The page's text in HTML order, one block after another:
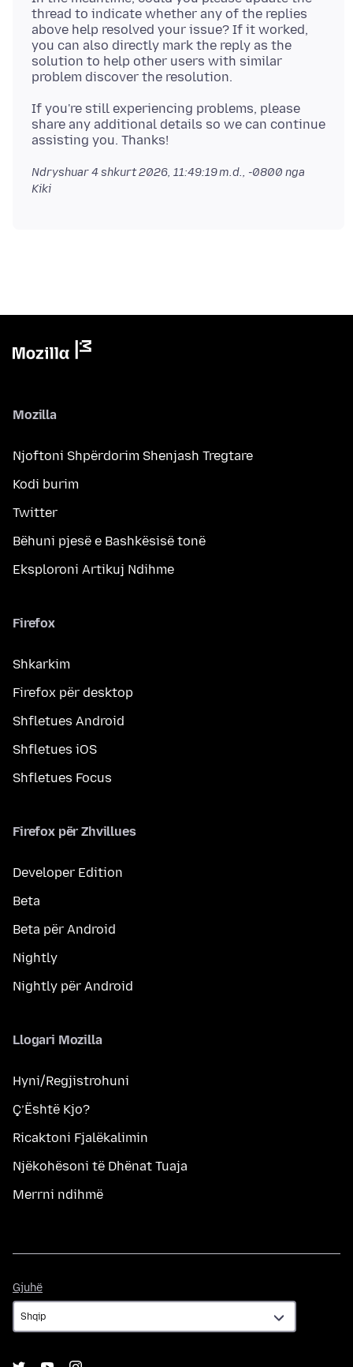
thread to indicate whether any of the replies
above help resolved your issue? If it worked,
you can also directly mark the reply as the
solution to help other users with similar
If you're still experiencing problems, please
share any additional details so we can continue
Ndryshuar4 shkurt 2026, 11:49:19 m.d., -0800 nga
Kiki
Mozilla
Njoftoni Shpërdorim Shenjash Tregtare
Kodi burim
Twitter
Bëhuni pjesë e Bashkësisë tonë
Eksploroni Artikuj Ndihme
Firefox
Shkarkim
Firefox për desktop
Shfletues Android
Shfletues iOS
Shfletues Focus
Firefox për Zhvillues
Developer Edition
Beta
Beta për Android
Nightly
Nightly për Android
Llogari Mozilla
Hyni/Regjistrohuni
Ç’Është Kjo?
Ricaktoni Fjalëkalimin
Njëkohësoni të Dhënat Tuaja
Merrni ndihmë
Gjuhë